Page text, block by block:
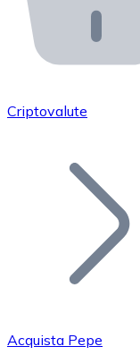
API Bitnovo
Integra la
Unisciti alla
Aggiungi il
Criptovalute
Acquista Pepe